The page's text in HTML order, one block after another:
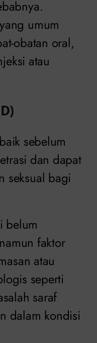
umum
obatan oral,
atau
sebelum
dan dapat
seksual bagi
belum
faktor
atau
seperti
saraf
dalam kondisi